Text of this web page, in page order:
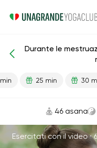
Durante le
25 min 30
46 asana
Esercitati con il video ·